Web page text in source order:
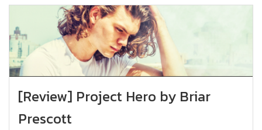
[Review] Project Hero by Briar
Prescott